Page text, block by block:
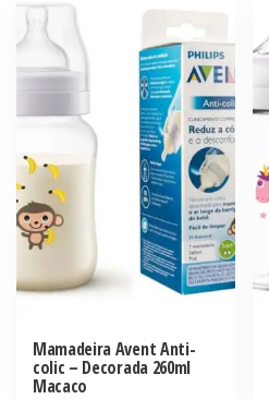
Mamadeira Avent Anti-
colic – Decorada 260ml
Macaco